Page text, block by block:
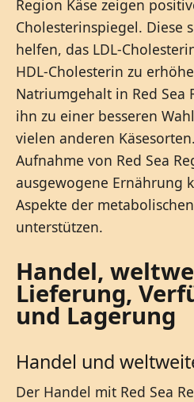
Region Käse zeigen
Cholesterinspiegel. Diese
helfen, das LDL-
HDL-Cholesterin zu
Natriumgehalt in Red Sea
ihn zu einer besseren
vielen anderen
Aufnahme von Red Sea
ausgewogene Ernährung
Aspekte der
unterstützen.
Handel,
Lieferung,
und Lagerung
Handel und
Der Handel mit Red Sea